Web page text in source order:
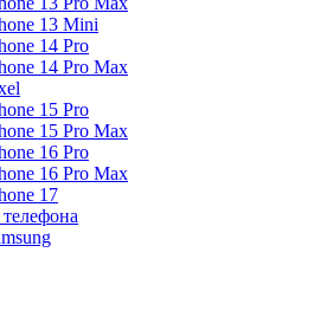
13 Mini
14 Pro
14 Pro Max
15 Pro
15 Pro Max
16 Pro
16 Pro Max
17